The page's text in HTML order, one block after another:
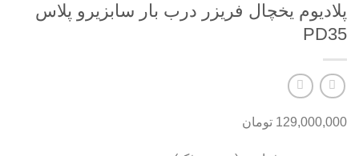
پلادیوم یخچال فریزر درب بار سابزیرو پلاس
PD35
129,000,000 تومان